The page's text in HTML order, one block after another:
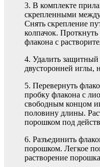
3. В комплекте
скрепленными
Снять скрепление
колпачок.
флакона с
4. Удалить защитный
двусторонней иглы,
5. Перевернуть
пробку флакона с
свободным концом
половину длины.
порошком под
6. Разъединить
порошком. Легкое
растворение